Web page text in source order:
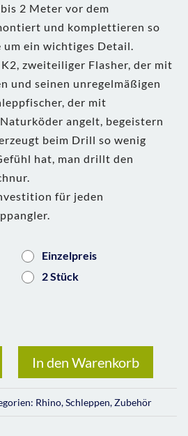
2 Meter vor dem
und komplettieren so
ein wichtiges Detail.
zweiteiliger Flasher, der mit
und seinen unregelmäßigen
der mit
angelt, begeistern
beim Drill so wenig
hat, man drillt den
für jeden
Einzelpreis
2 Stück
In den Warenkorb
Rhino,Schleppen,Zubehör